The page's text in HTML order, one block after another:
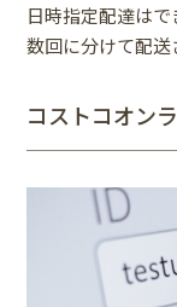
日時指定配達は
数回に分けて配送
コストコオン